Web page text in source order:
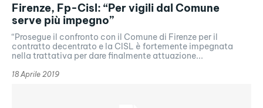
Firenze, Fp-Cisl: “Per vigili dal Comune
serve più impegno”
“Prosegue il confronto con il Comune di Firenze per il
contratto decentrato e la CISL è fortemente impegnata
nella trattativa per dare finalmente attuazione...
18 Aprile 2019